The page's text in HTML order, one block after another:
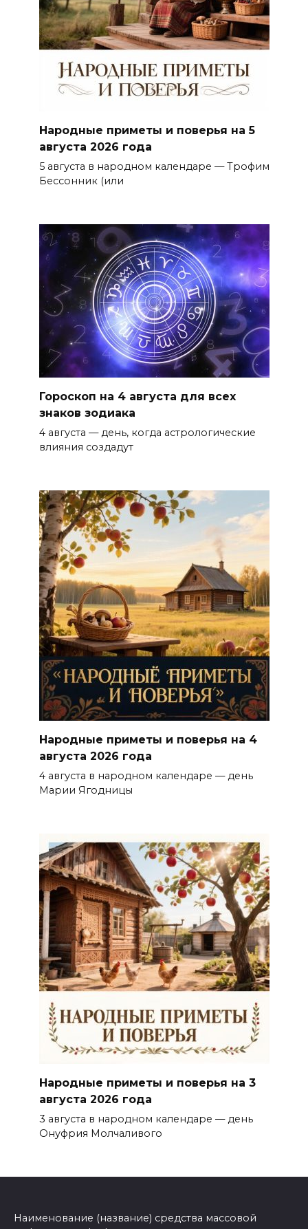
Народные приметы и поверья на 5
августа 2026 года
5 августа в народном календаре — Трофим
Бессонник (или
Гороскоп на 4 августа для всех
знаков зодиака
4 августа — день, когда астрологические
влияния создадут
Народные приметы и поверья на 4
августа 2026 года
4 августа в народном календаре — день
Марии Ягодницы
Народные приметы и поверья на 3
августа 2026 года
3 августа в народном календаре — день
Онуфрия Молчаливого
Наименование (название) средства массовой